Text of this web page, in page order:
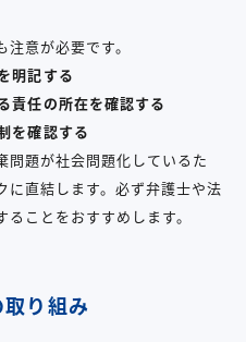
意が必要です。
明記する
責任の所在を確認する
を確認する
問題が社会問題化しているた
に直結します。必ず弁護士や法
ことをおすすめします。
り組み